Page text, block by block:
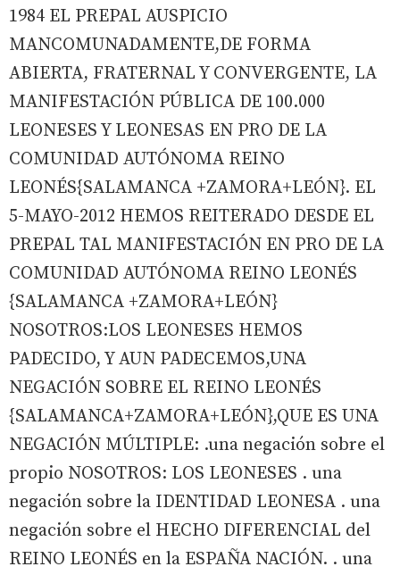
1984 EL PREPAL AUSPICIO
MANCOMUNADAMENTE,DE FORMA
ABIERTA, FRATERNAL Y CONVERGENTE, LA
MANIFESTACIÓN PÚBLICA DE 100.000
LEONESES Y LEONESAS EN PRO DE LA
COMUNIDAD AUTÓNOMA REINO
LEONÉS{SALAMANCA +ZAMORA+LEÓN}. EL
5-MAYO-2012 HEMOS REITERADO DESDE EL
PREPAL TAL MANIFESTACIÓN EN PRO DE LA
COMUNIDAD AUTÓNOMA REINO LEONÉS
{SALAMANCA +ZAMORA+LEÓN}
NOSOTROS:LOS LEONESES HEMOS
PADECIDO, Y AUN PADECEMOS,UNA
NEGACIÓN SOBRE EL REINO LEONÉS
{SALAMANCA+ZAMORA+LEÓN},QUE ES UNA
NEGACIÓN MÚLTIPLE: .una negación sobre el
propio NOSOTROS: LOS LEONESES . una
negación sobre la IDENTIDAD LEONESA . una
negación sobre el HECHO DIFERENCIAL del
REINO LEONÉS en la ESPAÑA NACIÓN. . una